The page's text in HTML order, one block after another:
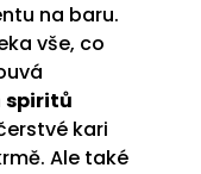
na baru.
vše, co
spiritů
kari
Ale také